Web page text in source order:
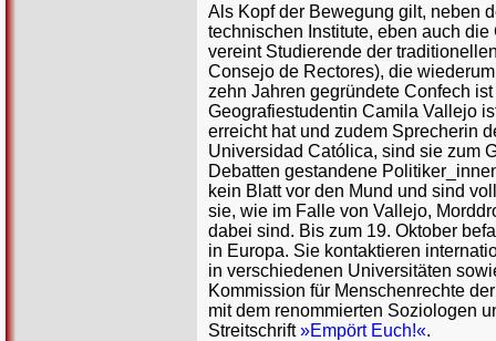
Als Kopf der Bewegung gilt, neben
technischen Institute, eben auch
vereint Studierende der
Consejo de Rectores), die
zehn Jahren gegründete Confech
Geografiestudentin Camila Vallejo
erreicht hat und zudem Sprecherin
Universidad Católica, sind sie zum
Debatten gestandene
kein Blatt vor den Mund und sind
sie, wie im Falle von Vallejo,
dabei sind. Bis zum 19. Oktober
in Europa. Sie kontaktieren
in verschiedenen Universitäten
Kommission für Menschenrechte
mit dem renommierten Soziologen
Streitschrift»Empört Euch!«.